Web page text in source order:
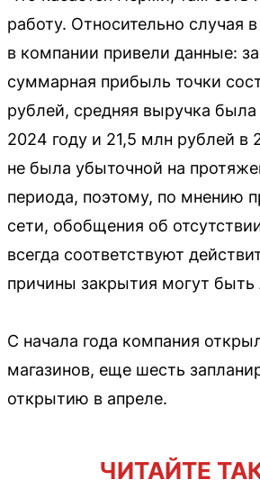
работу. Относительно случая
в компании привели данные:
суммарная прибыль точки
рублей, средняя выручка
2024 году и 21,5 млн рублей в
не была убыточной на
периода, поэтому, по мнению
сети, обобщения об
всегда соответствуют
причины закрытия могут
С начала года компания
магазинов, еще шесть
открытию в апреле.
ЧИТАЙТЕ